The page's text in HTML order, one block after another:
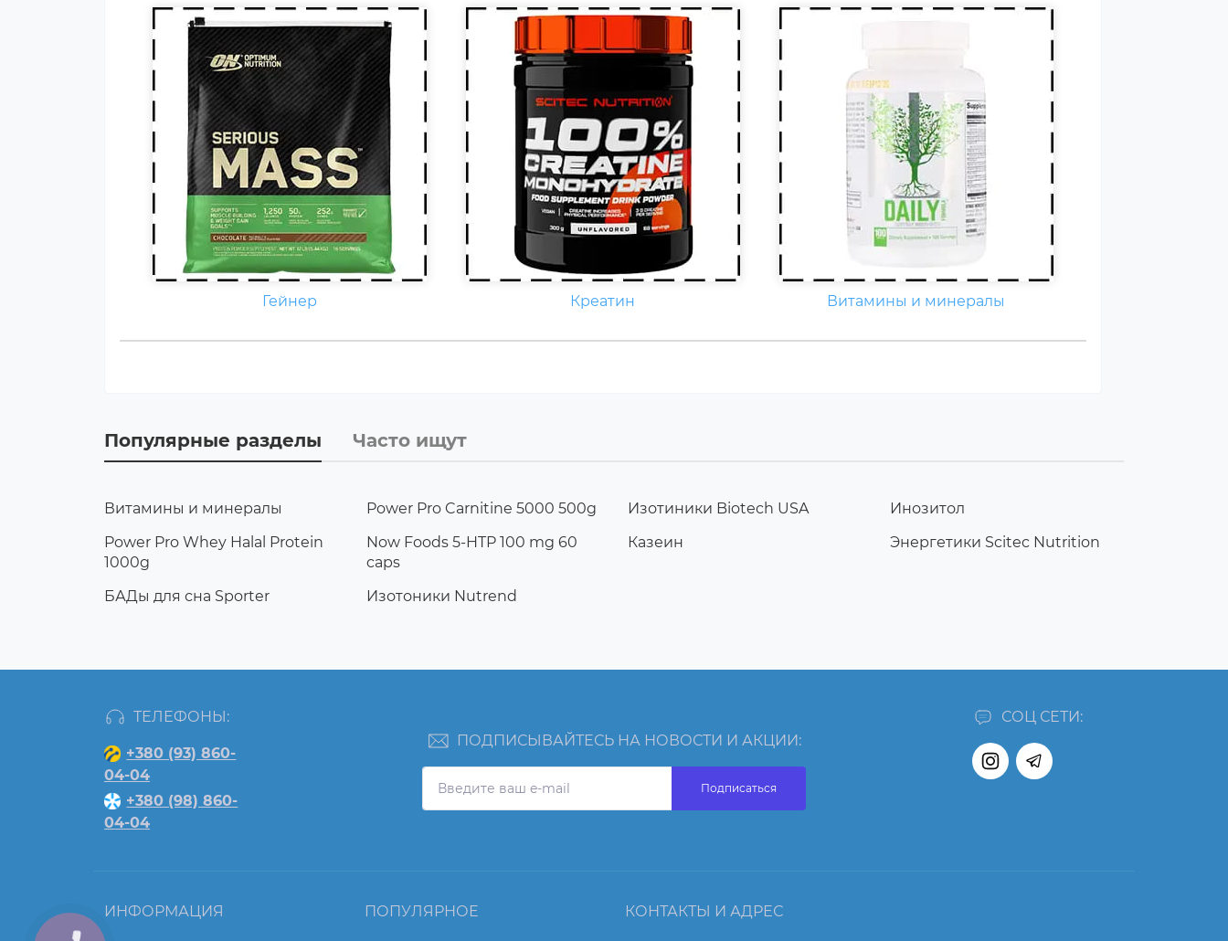
Гейнер Креатин Витамины и минералы
Популярные разделы Часто ищут
Витамины и минералы Power Pro Carnitine 5000 500g Изотиники Biotech USA
Инозитол
Power Pro Whey Halal Protein
1000g
Now Foods 5-HTP 100 mg 60
caps
Казеин Энергетики Scitec Nutrition
БАДы для сна Sporter Изотоники Nutrend
ТЕЛЕФОНЫ:
+380 (93) 860-
04-04
+380 (98) 860-
04-04
СОЦ СЕТИ:
ПОДПИСЫВАЙТЕСЬ НА НОВОСТИ И АКЦИИ:
Подписаться
ИНФОРМАЦИЯ ПОПУЛЯРНОЕ КОНТАКТЫ И АДРЕС